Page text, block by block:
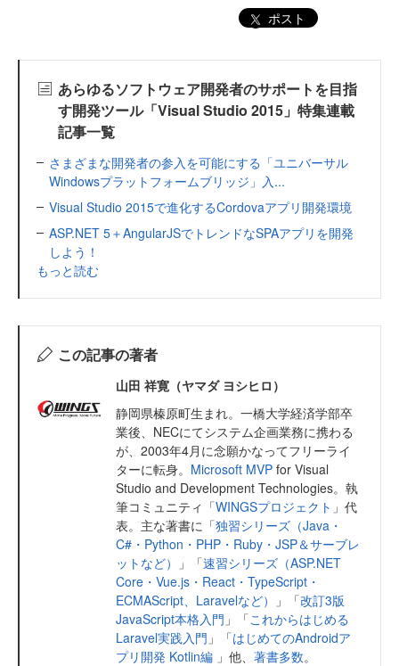
ポスト
あらゆるソフトウェア開発者のサポートを目指
す開発ツール「Visual Studio 2015」特集連載
記事一覧
さまざまな開発者の参入を可能にする「ユニバーサル
Windowsプラットフォームブリッジ」入...
Visual Studio 2015で進化するCordovaアプリ開発環境
ASP.NET 5＋AngularJSでトレンドなSPAアプリを開発
しよう！
もっと読む
この記事の著者
山田 祥寛（ヤマダ ヨシヒロ）
静岡県榛原町生まれ。一橋大学経済学部卒
業後、NECにてシステム企画業務に携わる
が、2003年4月に念願かなってフリーライ
ターに転身。 Microsoft MVP for Visual
Studio and Development Technologies。執
筆コミュニティ「WINGSプロジェクト 」代
表。主な著書に「独習シリーズ（Java・
C#・Python・PHP・Ruby・JSP＆サーブレ
ットなど）
」「速習シリーズ（ASP.NET
Core・Vue.js・React・TypeScript・
ECMAScript、Laravelなど）
」「改訂3版
JavaScript本格入門 」「これからはじめる
Laravel実践入門 」「はじめてのAndroidア
プリ開発 Kotlin編 」他、 著書多数。